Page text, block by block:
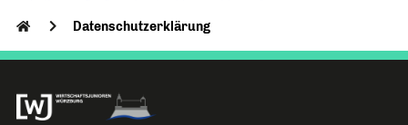
Datenschutzerklärung